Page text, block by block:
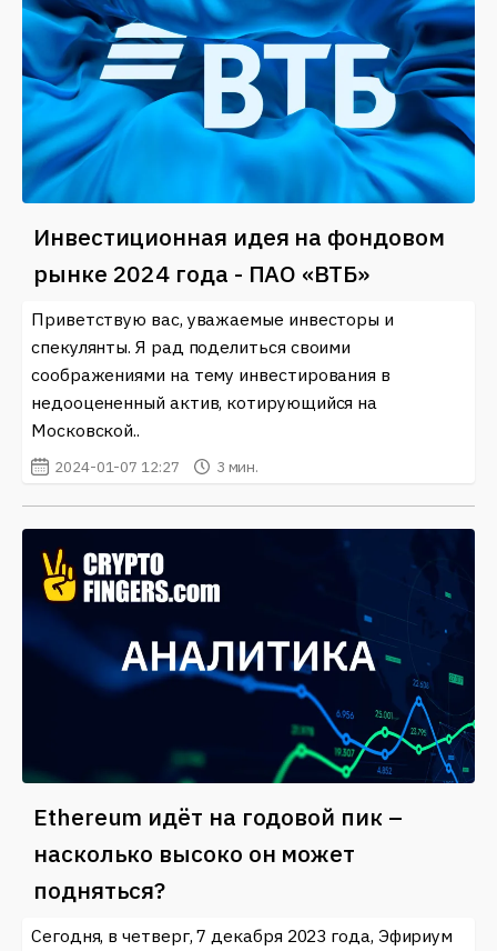
Инвестиционная идея на фондовом
рынке 2024 года - ПАО «ВТБ»
Приветствую вас, уважаемые инвесторы и
спекулянты. Я рад поделиться своими
соображениями на тему инвестирования в
недооцененный актив, котирующийся на
Московской..
2024-01-07 12:27 3 мин.
Ethereum идёт на годовой пик –
насколько высоко он может
подняться?
Сегодня, в четверг, 7 декабря 2023 года, Эфириум